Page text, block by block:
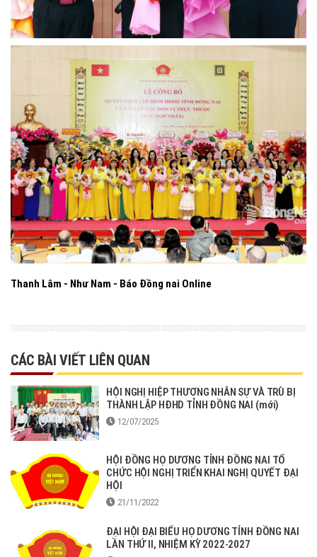
Thanh Lâm - Như Nam - Báo Đồng nai Online
CÁC BÀI VIẾT LIÊN QUAN
HỘI NGHỊ HIỆP THƯƠNG NHÂN SỰ VÀ TRÙ BỊ
THÀNH LẬP HĐHD TỈNH ĐỒNG NAI (mới)
12/07/2025
HỘI ĐỒNG HỌ DƯƠNG TỈNH ĐỒNG NAI TỔ
CHỨC HỘI NGHỊ TRIỂN KHAI NGHỊ QUYẾT ĐẠI
HỘI
21/11/2022
ĐẠI HỘI ĐẠI BIỂU HỌ DƯƠNG TỈNH ĐỒNG NAI
LẦN THỨ II, NHIỆM KỲ 2022-2027